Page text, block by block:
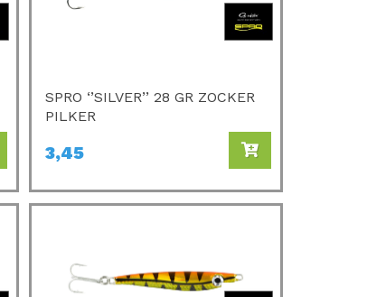
SPRO ‘’SILVER’’ 28 GR ZOCKER
PILKER
3,45